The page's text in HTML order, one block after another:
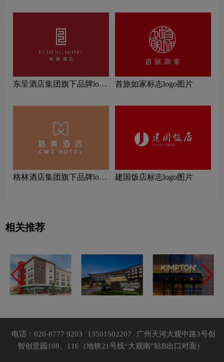
东呈酒店集团旗下品牌logo
首旅如家标志logo图片
‌格林酒店集团旗下品牌logo
建国饭店标志logo图片
相关推荐
电话：020-8777 9203 13501502207
广州天河大观中路3号创
智创意园108、116（地铁21号线“大观南”站B出口对面）